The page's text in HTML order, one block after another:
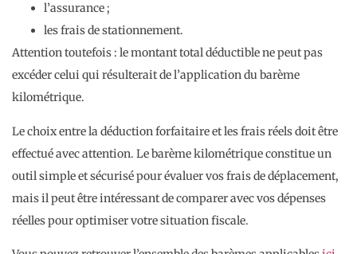
l’assurance ;
les frais de stationnement.
Attention toutefois : le montant total déductible ne peut pas
excéder celui qui résulterait de l’application du barème
kilométrique.
Le choix entre la déduction forfaitaire et les frais réels doit être
effectué avec attention. Le barème kilométrique constitue un
outil simple et sécurisé pour évaluer vos frais de déplacement,
mais il peut être intéressant de comparer avec vos dépenses
réelles pour optimiser votre situation fiscale.